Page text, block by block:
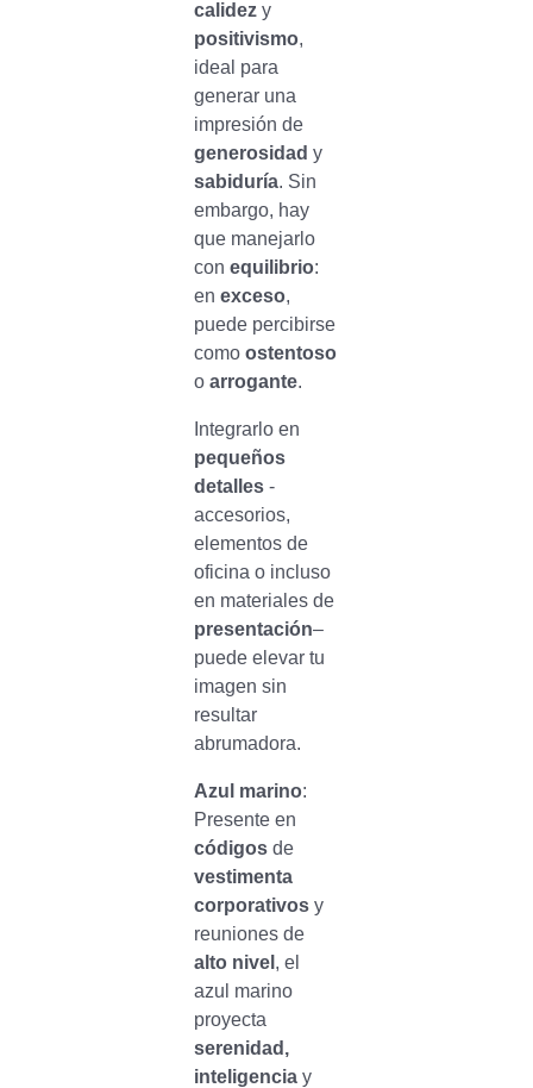
calidez y
positivismo,
ideal para
generar una
impresión de
generosidad y
sabiduría. Sin
embargo, hay
que manejarlo
con equilibrio:
en exceso,
puede percibirse
como ostentoso
o arrogante.
Integrarlo en
pequeños
detalles-
accesorios,
elementos de
oficina o incluso
en materiales de
presentación–
puede elevar tu
imagen sin
resultar
abrumadora.
Azul marino:
Presente en
códigosde
vestimenta
corporativosy
reuniones de
alto nivel , el
azul marino
proyecta
serenidad,
inteligenciay